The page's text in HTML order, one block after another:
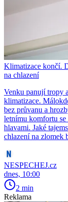
Klimatizace končí.
na chlazení
Venku panují tropy
klimatizace.
bez průvanu a
letnímu komfortu
hlavami. Jaké
chlazení na zlomek
NESPECHEJ.cz
dnes, 10:00
2 min
Reklama